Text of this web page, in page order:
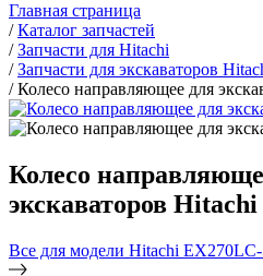
Главная страница
/Каталог запчастей
/Запчасти для Hitachi
/Запчасти для экскаваторов
/Колесо направляющее для
Колесо
экскаваторов
Все для модели Hitachi